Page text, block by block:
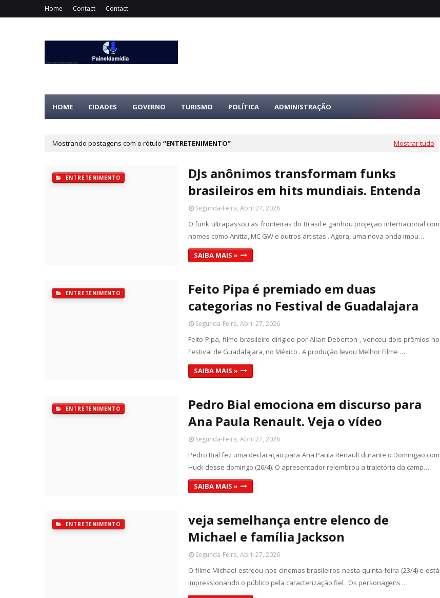
Home Contact Contact
HOME CIDADES GOVERNO TURISMO POLÍTICA ADMINISTRAÇÃO
Mostrando postagens com o rótulo ENTRETENIMENTO Mostrar tudo
ENTRETENIMENTO
DJs anônimos transformam funks
brasileiros em hits mundiais. Entenda
Segunda-Feira, Abril 27, 2026
O funk ultrapassou as fronteiras do Brasil e ganhou projeção internacional com
nomes como Anitta, MC GW e outros artistas . Agora, uma nova onda impu…
SAIBA MAIS »
ENTRETENIMENTO
Feito Pipa é premiado em duas
categorias no Festival de Guadalajara
Segunda-Feira, Abril 27, 2026
Feito Pipa, filme brasileiro dirigido por Allan Deberton , venceu dois prêmios no
Festival de Guadalajara, no México . A produção levou Melhor Filme …
SAIBA MAIS »
ENTRETENIMENTO
Pedro Bial emociona em discurso para
Ana Paula Renault. Veja o vídeo
Segunda-Feira, Abril 27, 2026
Pedro Bial fez uma declaração para Ana Paula Renault durante o Domingão com
Huck desse domingo (26/4). O apresentador relembrou a trajetória da camp…
SAIBA MAIS »
ENTRETENIMENTO
veja semelhança entre elenco de
Michael e família Jackson
Segunda-Feira, Abril 27, 2026
O filme Michael estreou nos cinemas brasileiros nesta quinta-feira (23/4) e está
impressionando o público pela caracterização fiel . Os personagens …